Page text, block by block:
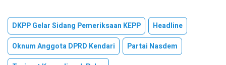
DKPP Gelar Sidang Pemeriksaan KEPP
Headline
Oknum Anggota DPRD Kendari
Partai Nasdem